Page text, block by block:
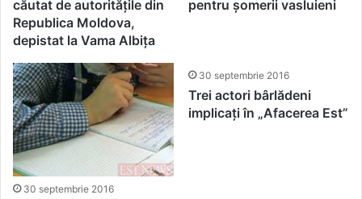
căutat de autoritățile din
Republica Moldova,
depistat la Vama Albița
pentru șomerii vasluieni
30 septembrie 2016
30 septembrie 2016
Trei actori bârlădeni
implicați în „Afacerea Est”